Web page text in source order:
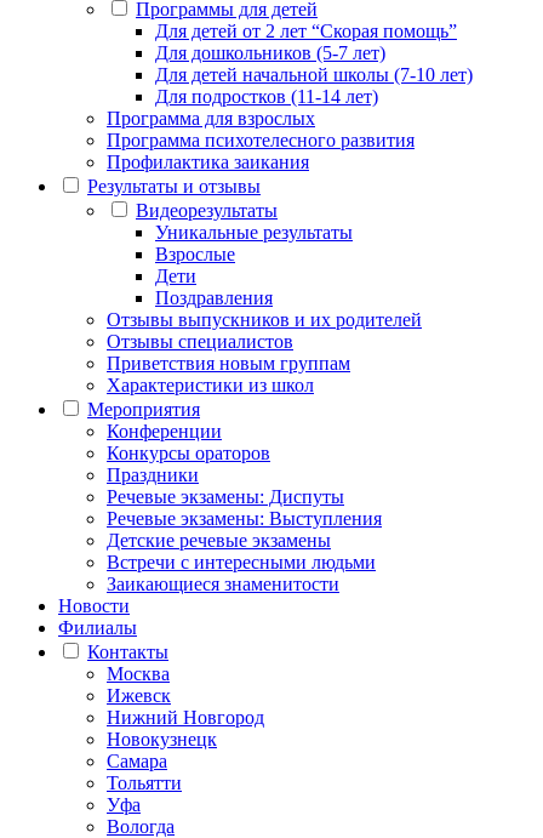
Программы для детей
Для детей от 2 лет “Скорая помощь”
Для дошкольников (5-7 лет)
Для детей начальной школы (7-10 лет)
Для подростков (11-14 лет)
Программа для взрослых
Программа психотелесного развития
Профилактика заикания
Результаты и отзывы
Видеорезультаты
Уникальные результаты
Взрослые
Дети
Поздравления
Отзывы выпускников и их родителей
Отзывы специалистов
Приветствия новым группам
Характеристики из школ
Мероприятия
Конференции
Конкурсы ораторов
Праздники
Речевые экзамены: Диспуты
Речевые экзамены: Выступления
Детские речевые экзамены
Встречи с интересными людьми
Заикающиеся знаменитости
Новости
Филиалы
Контакты
Москва
Ижевск
Нижний Новгород
Новокузнецк
Самара
Тольятти
Уфа
Вологда